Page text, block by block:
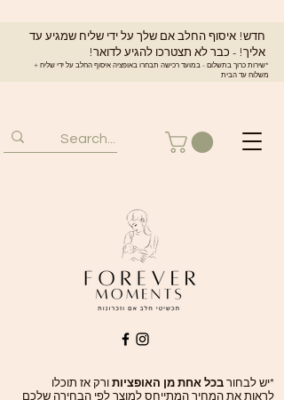
חדש! איסוף החלב אם שלך על ידי שליח שמגיע עד
אליך! - כבר לא תצטרכו להגיע לדואר!
*שירות כרוך בתשלום - במועד רכישה תבחרו באופציה איסוף החלב על ידי שליח +
משלוח עד הבית
*יש לבחור בכל אחת מן האופציות ורק אז תוכלו
לראות את המחיר המתייחס למוצר לפי הבחירה שלכם